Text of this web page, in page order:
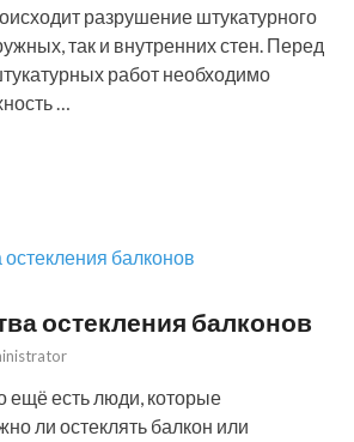
разрушение штукатурного
так и внутренних стен. Перед
работ необходимо
…
остекления балконов
ещё есть люди, которые
ли остеклять балкон или